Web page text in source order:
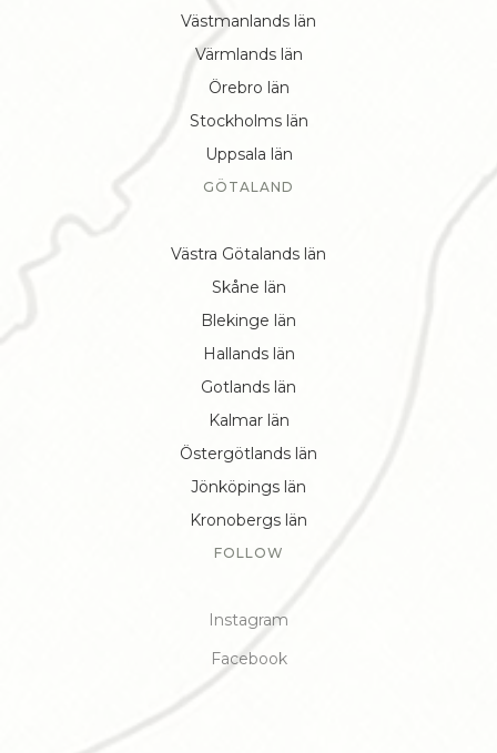
Västmanlands län
Värmlands län
Örebro län
Stockholms län
Uppsala län
GÖTALAND
Västra Götalands län
Skåne län
Blekinge län
Hallands län
Gotlands län
Kalmar län
Östergötlands län
Jönköpings län
Kronobergs län
FOLLOW
Instagram
Facebook